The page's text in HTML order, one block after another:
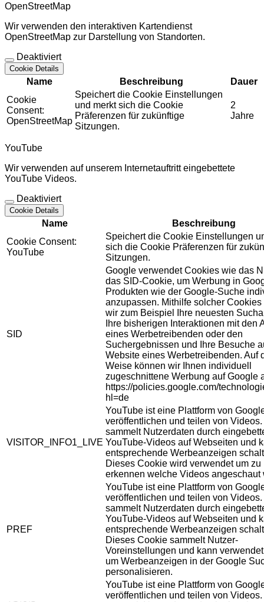
OpenStreetMap
Wir verwenden den interaktiven Kartendienst
OpenStreetMap zur Darstellung von Standorten.
Deaktiviert
Cookie Details
Name Beschreibung
Dauer
Cookie
Consent:
OpenStreetMap
Speichert die Cookie Einstellungen
und merkt sich die Cookie
Präferenzen für zukünftige
Sitzungen.
2
Jahre
YouTube
Wir verwenden auf unserem Internetauftritt eingebettete
YouTube Videos.
Deaktiviert
Cookie Details
Name
Beschreibung
Cookie Consent:
YouTube
Speichert die Cookie Einstellungen
sich die Cookie Präferenzen für
Sitzungen.
SID
Google verwendet Cookies wie das
das SID-Cookie, um Werbung in
Produkten wie der Google-Suche
anzupassen. Mithilfe solcher Cookies
wir zum Beispiel Ihre neuesten
Ihre bisherigen Interaktionen mit den
eines Werbetreibenden oder den
Suchergebnissen und Ihre Besuche
Website eines Werbetreibenden. Auf
Weise können wir Ihnen individuell
zugeschnittene Werbung auf Google
https://policies.google.com/
hl=de
VISITOR_INFO1_LIVE
YouTube ist eine Plattform von
veröffentlichen und teilen von
sammelt Nutzerdaten durch
YouTube-Videos auf Webseiten und
entsprechende Werbeanzeigen
Dieses Cookie wird verwendet um zu
erkennen welche Videos angeschaut
PREF
YouTube ist eine Plattform von
veröffentlichen und teilen von
sammelt Nutzerdaten durch
YouTube-Videos auf Webseiten und
entsprechende Werbeanzeigen
Dieses Cookie sammelt Nutzer-
Voreinstellungen und kann
um Werbeanzeigen in der Google
personalisieren.
YouTube ist eine Plattform von
veröffentlichen und teilen von